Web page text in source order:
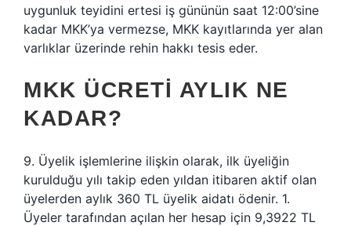
uygunluk teyidini ertesi iş gününün saat 12:00’sine
kadar MKK’ya vermezse, MKK kayıtlarında yer alan
varlıklar üzerinde rehin hakkı tesis eder.
MKK ÜCRETI AYLIK NE
KADAR?
9. Üyelik işlemlerine ilişkin olarak, ilk üyeliğin
kurulduğu yılı takip eden yıldan itibaren aktif olan
üyelerden aylık 360 TL üyelik aidatı ödenir. 1.
Üyeler tarafından açılan her hesap için 9,3922 TL